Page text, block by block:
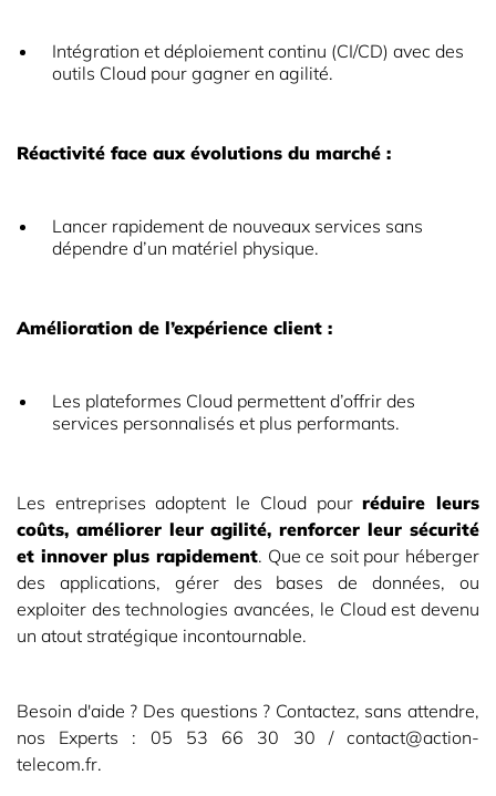
Intégration et déploiement continu (CI/CD) avec des
outils Cloud pour gagner en agilité.
Réactivité face aux évolutions du marché :
Lancer rapidement de nouveaux services sans
dépendre d’un matériel physique.
Amélioration de l’expérience client :
Les plateformes Cloud permettent d’offrir des
services personnalisés et plus performants.
Les entreprises adoptent le Cloud pourréduire leurs
coûts, améliorer leur agilité, renforcer leur sécurité
et innover plus rapidement. Que ce soit pour héberger
des applications, gérer des bases de données, ou
exploiter des technologies avancées, le Cloud est devenu
un atout stratégique incontournable.
Besoin d'aide ? Des questions ? Contactez, sans attendre,
nos Experts : 05 53 66 30 30 / contact@action-
telecom.fr.